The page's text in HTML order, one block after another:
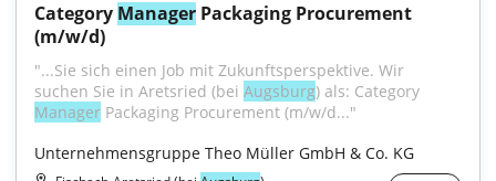
Category Manager Packaging Procurement
(m/w/d)
"...Sie sich einen Job mit Zukunftsperspektive. Wir
suchen Sie in Aretsried (bei Augsburg
Manager Packaging Procurement (m/w/d..."
Unternehmensgruppe Theo Müller GmbH & Co. KG